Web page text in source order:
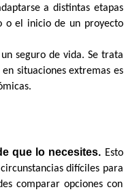
a distintas etapas
o el inicio de un proyecto
seguro de vida. Se trata
situaciones extremas es
que lo necesites. Esto
difíciles para
comparar opciones con